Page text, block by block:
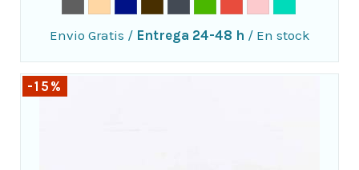
Envio Gratis / Entrega 24-48 h / En stock
-15%